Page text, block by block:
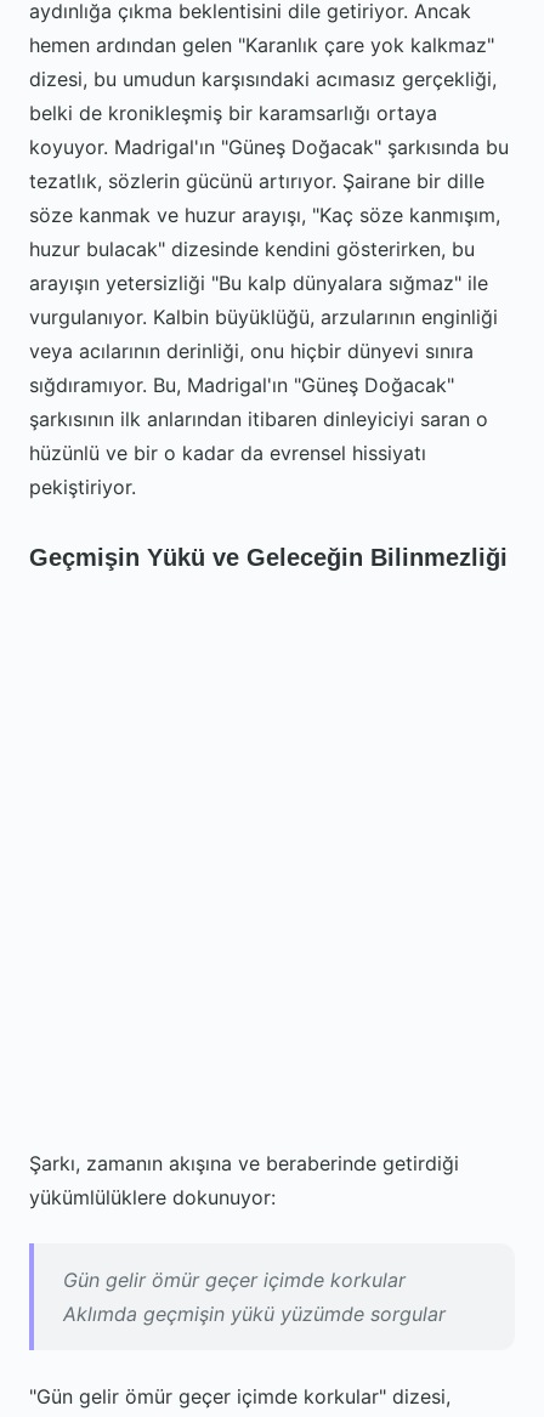
aydınlığa çıkma beklentisini dile getiriyor. Ancak
hemen ardından gelen "Karanlık çare yok kalkmaz"
dizesi, bu umudun karşısındaki acımasız gerçekliği,
belki de kronikleşmiş bir karamsarlığı ortaya
koyuyor. Madrigal'ın "Güneş Doğacak" şarkısında bu
tezatlık, sözlerin gücünü artırıyor. Şairane bir dille
söze kanmak ve huzur arayışı, "Kaç söze kanmışım,
huzur bulacak" dizesinde kendini gösterirken, bu
arayışın yetersizliği "Bu kalp dünyalara sığmaz" ile
vurgulanıyor. Kalbin büyüklüğü, arzularının enginliği
veya acılarının derinliği, onu hiçbir dünyevi sınıra
sığdıramıyor. Bu, Madrigal'ın "Güneş Doğacak"
şarkısının ilk anlarından itibaren dinleyiciyi saran o
hüzünlü ve bir o kadar da evrensel hissiyatı
pekiştiriyor.
Geçmişin Yükü ve Geleceğin Bilinmezliği
Şarkı, zamanın akışına ve beraberinde getirdiği
yükümlülüklere dokunuyor:
Gün gelir ömür geçer içimde korkular
Aklımda geçmişin yükü yüzümde sorgular
"Gün gelir ömür geçer içimde korkular" dizesi,